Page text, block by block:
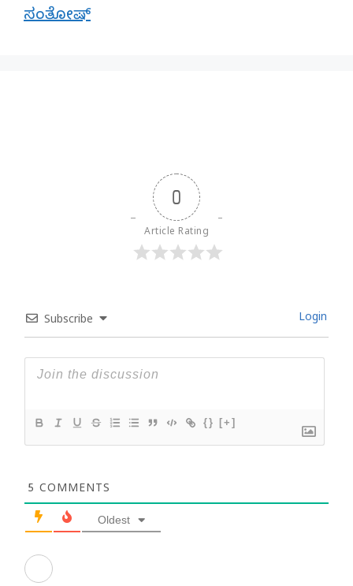
ಸಂತೋಷ್
0
Article Rating
Subscribe Login
{} [+]
5 COMMENTS
Oldest